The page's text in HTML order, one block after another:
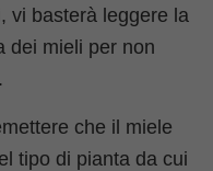
vi basterà leggere la
dei mieli per non
che il miele
tipo di pianta da cui